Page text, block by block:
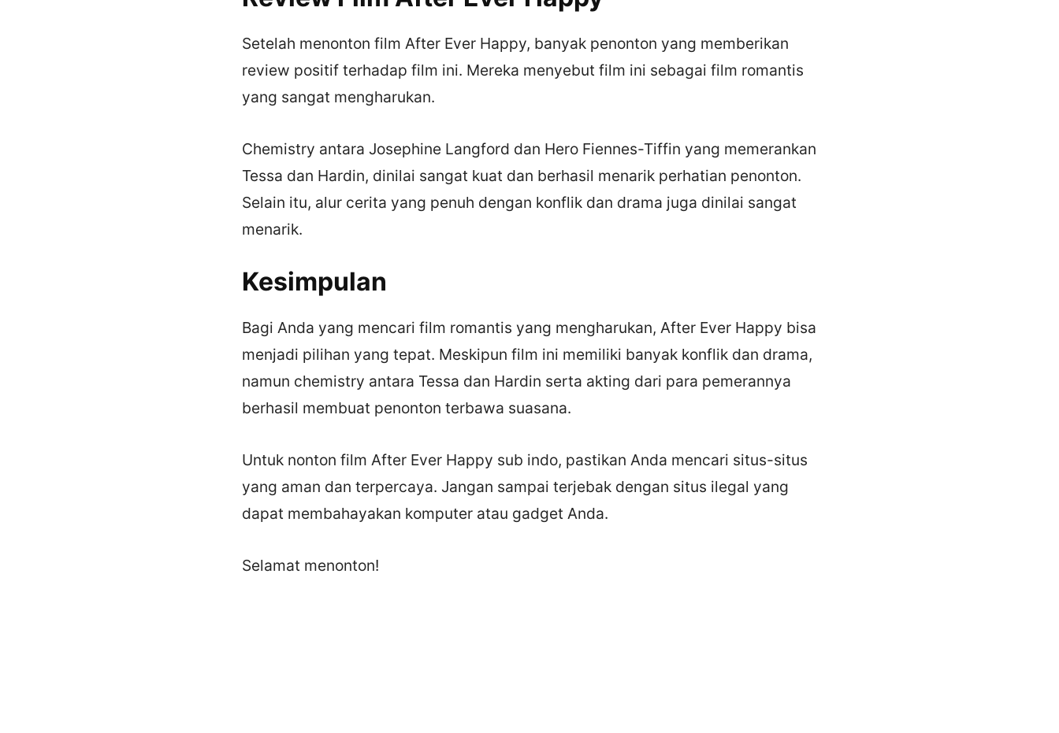
Setelah menonton film After Ever Happy, banyak penonton yang memberikan
review positif terhadap film ini. Mereka menyebut film ini sebagai film romantis
yang sangat mengharukan.
Chemistry antara Josephine Langford dan Hero Fiennes-Tiffin yang memerankan
Tessa dan Hardin, dinilai sangat kuat dan berhasil menarik perhatian penonton.
Selain itu, alur cerita yang penuh dengan konflik dan drama juga dinilai sangat
menarik.
Kesimpulan
Bagi Anda yang mencari film romantis yang mengharukan, After Ever Happy bisa
menjadi pilihan yang tepat. Meskipun film ini memiliki banyak konflik dan drama,
namun chemistry antara Tessa dan Hardin serta akting dari para pemerannya
berhasil membuat penonton terbawa suasana.
Untuk nonton film After Ever Happy sub indo, pastikan Anda mencari situs-situs
yang aman dan terpercaya. Jangan sampai terjebak dengan situs ilegal yang
dapat membahayakan komputer atau gadget Anda.
Selamat menonton!